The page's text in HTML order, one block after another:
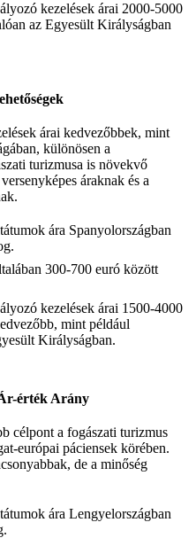
kezelések árai 2000-5000
az Egyesült Királyságban
árai kedvezőbbek, mint
különösen a
turizmusa is növekvő
áraknak és a
ára Spanyolországban
300-700 euró között
kezelések árai 1500-4000
mint például
Királyságban.
érték Arány
célpont a fogászati turizmus
európai páciensek körében.
de a minőség
ára Lengyelországban